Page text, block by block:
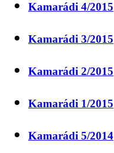
Kamarádi 4/2015
Kamarádi 3/2015
Kamarádi 2/2015
Kamarádi 1/2015
Kamarádi 5/2014